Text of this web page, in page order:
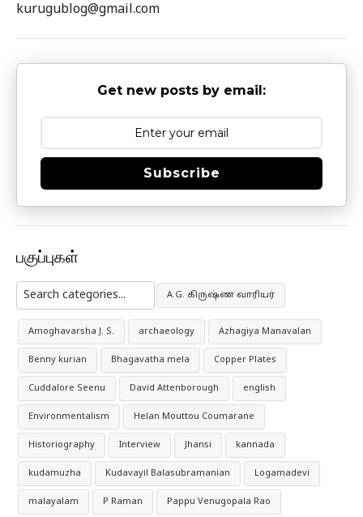
kurugublog@gmail.com
Get new posts by email:
Subscribe
பகுப்புகள்
A.G. கிருஷ்ண வாரியர்
Amoghavarsha J. S. archaeology Azhagiya Manavalan
Benny kurian Bhagavatha mela Copper Plates
Cuddalore Seenu David Attenborough english
Environmentalism Helan Mouttou Coumarane
Historiography Interview Jhansi kannada
kudamuzha Kudavayil Balasubramanian Logamadevi
malayalam P Raman Pappu Venugopala Rao